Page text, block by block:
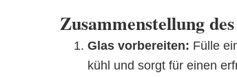
Zusammenstellung
Glas vorbereiten: Fülle
kühl und sorgt für einen